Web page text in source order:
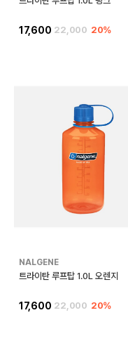
17,600 22,000 20%
NALGENE
트라이탄 루프탑 1.0L 오렌지
17,600 22,000 20%